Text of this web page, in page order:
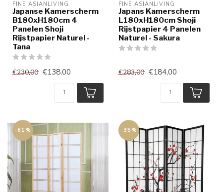
FINE ASIANLIVING
Japanse Kamerscherm
B180xH180cm 4
Panelen Shoji
Rijstpapier Naturel -
Tana
€230,00 €138,00
FINE ASIANLIVING
Japans Kamerscherm
L180xH180cm Shoji
Rijstpapier 4 Panelen
Naturel - Sakura
€283,00 €184,00
-61% -35%